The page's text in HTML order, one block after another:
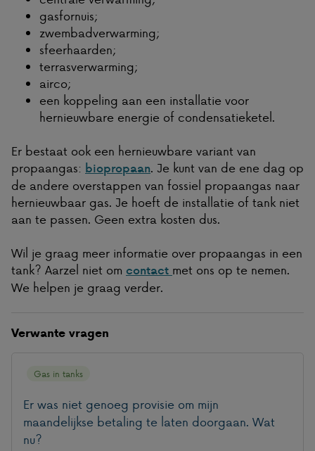
gasfornuis;
zwembadverwarming;
sfeerhaarden;
terrasverwarming;
airco;
een koppeling aan een installatie voor
hernieuwbare energie of condensatieketel.
Er bestaat ook een hernieuwbare variant van
propaangas: biopropaan. Je kunt van de ene dag op
de andere overstappen van fossiel propaangas naar
hernieuwbaar gas. Je hoeft de installatie of tank niet
aan te passen. Geen extra kosten dus.
Wil je graag meer informatie over propaangas in een
tank? Aarzel niet om contact met ons op te nemen.
We helpen je graag verder.
Verwante vragen
Er was niet genoeg provisie om mijn
maandelijkse betaling te laten doorgaan. Wat
nu?
Gas in tanks